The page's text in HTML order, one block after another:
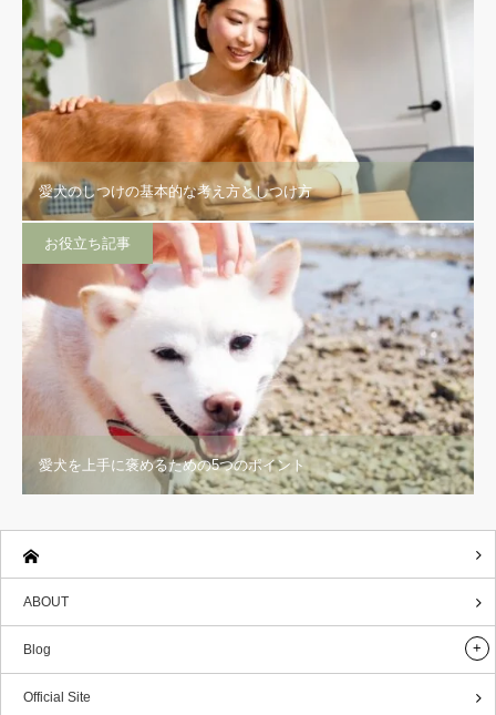
愛犬のしつけの基本的な考え方としつけ方
お役立ち記事
愛犬を上手に褒めるための5つのポイント
ABOUT
Blog
Official Site